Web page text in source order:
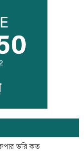
সেনাসদস্য
নির্দেশ
ব্যাংকের ৪ কর্মকর্তার
প্রথম সবুজ বিপ্লবের
পরিবেশমন্ত্রী
ভরি কত